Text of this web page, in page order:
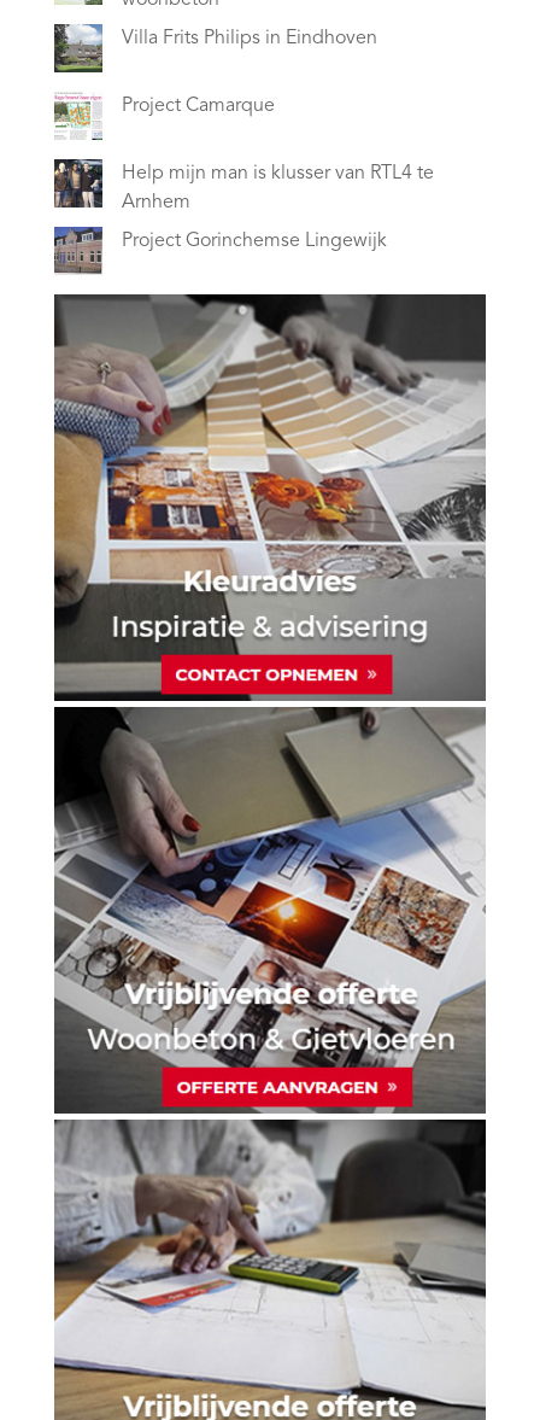
Villa Frits Philips in Eindhoven
Project Camarque
Help mijn man is klusser van RTL4 te
Arnhem
Project Gorinchemse Lingewijk